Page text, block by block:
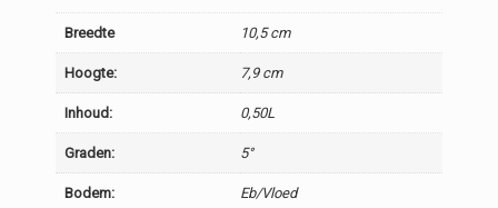
Breedte 10,5 cm
Hoogte: 7,9 cm
Inhoud: 0,50L
Graden: 5°
Bodem: Eb/Vloed